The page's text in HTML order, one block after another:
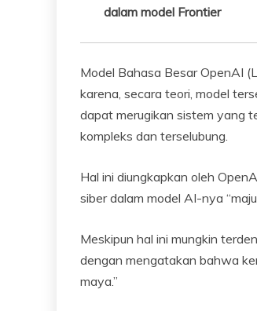
dalam model Frontier
Model Bahasa Besar OpenAI
karena, secara teori, model
dapat merugikan sistem yang
kompleks dan terselubung.
Hal ini diungkapkan oleh
siber dalam model AI-nya
Meskipun hal ini mungkin
dengan mengatakan bahwa
maya.”